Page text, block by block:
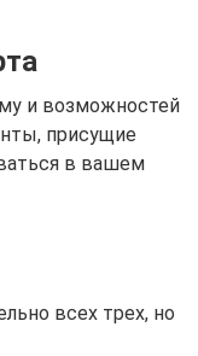
и возможностей
присущие
в вашем
всех трех, но